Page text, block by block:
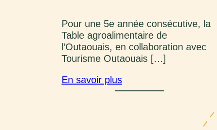
Pour une 5e année consécutive, la
Table agroalimentaire de
l’Outaouais, en collaboration avec
Tourisme Outaouais […]
En savoir plus